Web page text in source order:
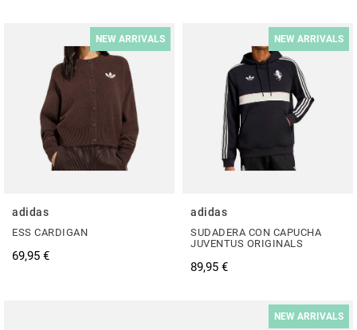
NEW ARRIVALS
adidas
ESS CARDIGAN
69,95 €
NEW ARRIVALS
adidas
SUDADERA CON CAPUCHA
JUVENTUS ORIGINALS
89,95 €
NEW ARRIVALS